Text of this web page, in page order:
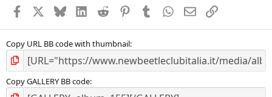
FacebookX (Twitter)
BlueskyLinkedInReddit PinterestTumblr WhatsApp
EmailLink
Copy URL BB code with thumbnail
Copy GALLERY BB code